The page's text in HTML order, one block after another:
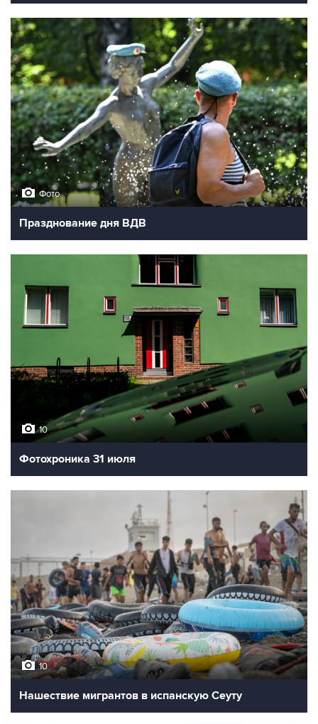
Фото
Празднование дня ВДВ
10
Фотохроника 31 июля
10
Нашествие мигрантов в испанскую Сеуту